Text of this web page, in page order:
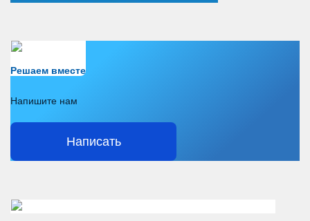
Решаем вместе
Напишите нам
Написать